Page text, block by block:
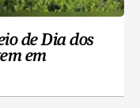
de Dia dos
em